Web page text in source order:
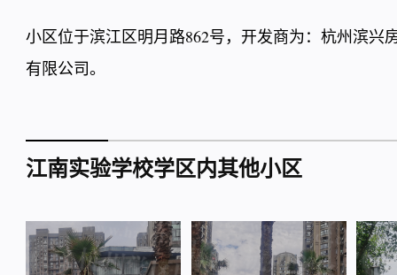
小区位于滨江区明月路862号，开发商为：杭州滨
有限公司。
江南实验学校学区内其他小区